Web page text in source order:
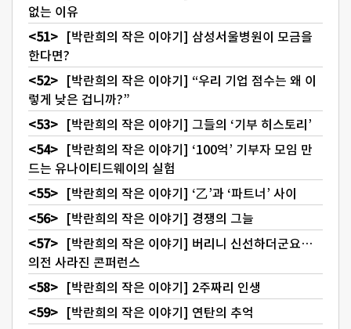
없는 이유
[박란희의 작은 이야기] 삼성서울병원이 모금을
한다면?
[박란희의 작은 이야기] “우리 기업 점수는 왜 이
렇게 낮은 겁니까?”
[박란희의 작은 이야기] 그들의 ‘기부 히스토리’
[박란희의 작은 이야기] ‘100억’ 기부자 모임 만
드는 유나이티드웨이의 실험
[박란희의 작은 이야기] ‘乙’과 ‘파트너’ 사이
[박란희의 작은 이야기] 경쟁의 그늘
[박란희의 작은 이야기] 버리니 신선하더군요…
의전 사라진 콘퍼런스
[박란희의 작은 이야기] 2주짜리 인생
[박란희의 작은 이야기] 연탄의 추억